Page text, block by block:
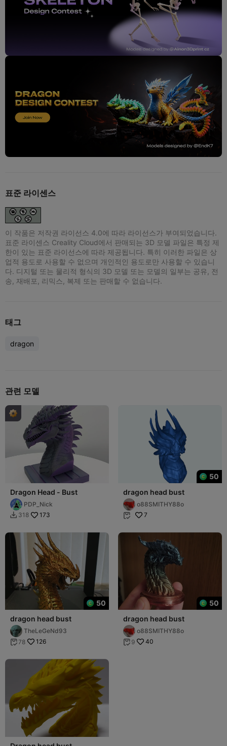
표준 라이센스
이 작품은 저작권 라이선스 4.0에 따라 라이선스가 부여되었습니다.
표준 라이센스 Creality Cloud에서 판매되는 3D 모델 파일은 특정 제
한이 있는 표준 라이선스에 따라 제공됩니다. 특히 이러한 파일은 상
업적 용도로 사용할 수 없으며 개인적인 용도로만 사용할 수 있습니
다. 디지털 또는 물리적 형식의 3D 모델 또는 모델의 일부는 공유, 전
송, 재배포, 리믹스, 복제 또는 판매할 수 없습니다.
태그
dragon
관련 모델
Dragon Head - Bust
PDP_Nick
 318 173
50
dragon head bust
o88SMITHY88o
 7
50
dragon head bust
TheLeGeNd93
 78 126
50
dragon head bust
o88SMITHY88o
 9 40